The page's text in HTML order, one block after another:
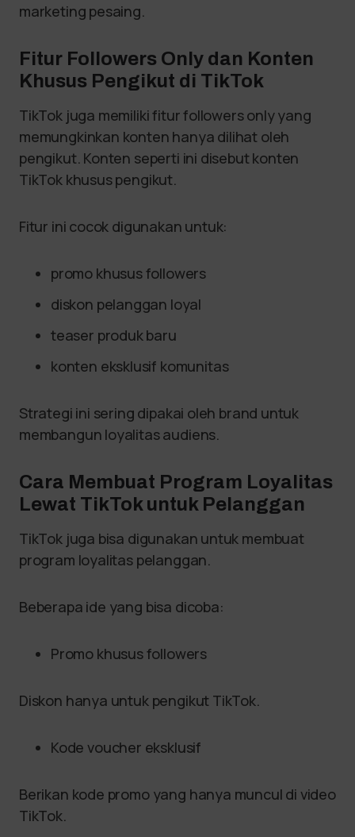
marketing pesaing.
Fitur Followers Only dan Konten
Khusus Pengikut di TikTok
TikTok juga memiliki fitur followers only yang
memungkinkan konten hanya dilihat oleh
pengikut. Konten seperti ini disebut konten
TikTok khusus pengikut.
Fitur ini cocok digunakan untuk:
promo khusus followers
diskon pelanggan loyal
teaser produk baru
konten eksklusif komunitas
Strategi ini sering dipakai oleh brand untuk
membangun loyalitas audiens.
Cara Membuat Program Loyalitas
Lewat TikTok untuk Pelanggan
TikTok juga bisa digunakan untuk membuat
program loyalitas pelanggan.
Beberapa ide yang bisa dicoba:
Promo khusus followers
Diskon hanya untuk pengikut TikTok.
Kode voucher eksklusif
Berikan kode promo yang hanya muncul di video
TikTok.